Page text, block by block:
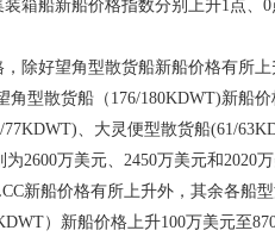
箱船新船价格指数分别上升1点、0
除好望角型散货船新船价格有所
角型散货船（176/180KDWT)新船
、大灵便型散货船(61/
2600万美元、2450万美元和2020
新船价格有所上升外，其余各船
）新船价格上升100万美元至